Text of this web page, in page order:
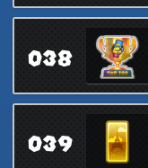
038
039